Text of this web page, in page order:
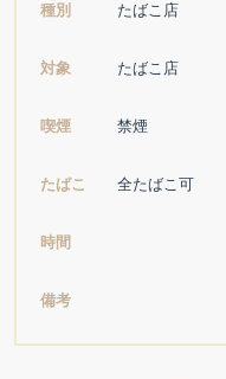
種別 たばこ店
対象 たばこ店
喫煙 禁煙
たばこ 全たばこ可
時間
備考